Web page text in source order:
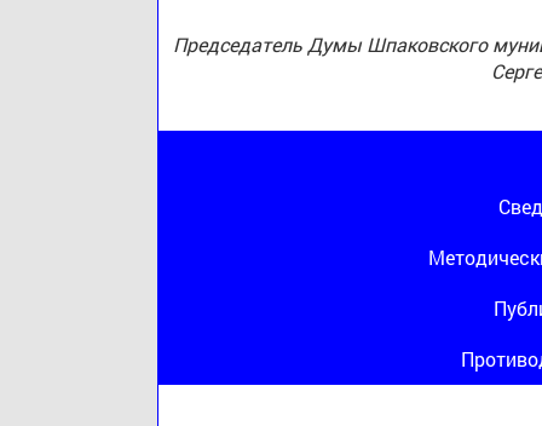
Председатель Думы Шпаковского